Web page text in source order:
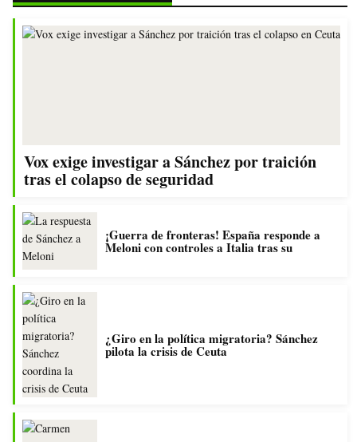
Vox exige investigar a Sánchez por traición
tras el colapso de seguridad
¡Guerra de fronteras! España responde a
Meloni con controles a Italia tras su
¿Giro en la política migratoria? Sánchez
pilota la crisis de Ceuta